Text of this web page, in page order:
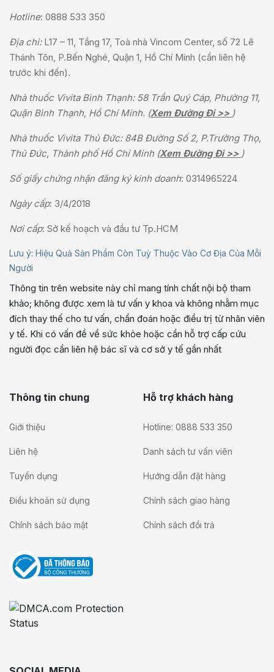
Hotline: 0888 533 350
Địa chỉ: L17 – 11, Tầng 17, Toà nhà Vincom Center, số 72 Lê
Thánh Tôn, P.Bến Nghé, Quận 1, Hồ Chí Minh (cần liên hệ
trước khi đến).
Nhà thuốc Vivita Bình Thạnh: 58 Trần Quý Cáp, Phường 11,
Quận Bình Thạnh, Hồ Chí Minh. (Xem Đường Đi >> )
Nhà thuốc Vivita Thủ Đức: 84B Đường Số 2, P.Trường Thọ,
Thủ Đức, Thành phố Hồ Chí Minh (Xem Đường Đi >> )
Số giấy chứng nhận đăng ký kinh doanh: 0314965224
Ngày cấp: 3/4/2018
Nơi cấp: Sở kế hoạch và đầu tư Tp.HCM
Lưu ý: Hiệu Quả Sản Phẩm Còn Tuỳ Thuộc Vào Cơ Địa Của Mỗi
Người
Thông tin trên website này chỉ mang tính chất nội bộ tham
khảo; không được xem là tư vấn y khoa và không nhằm mục
đích thay thế cho tư vấn, chẩn đoán hoặc điều trị từ nhân viên
y tế. Khi có vấn đề về sức khỏe hoặc cần hỗ trợ cấp cứu
người đọc cần liên hệ bác sĩ và cơ sở y tế gần nhất
Thông tin chung
Giới thiệu
Liên hệ
Tuyển dụng
Điều khoản sử dụng
Chính sách bảo mật
Hỗ trợ khách hàng
Hotline: 0888 533 350
Danh sách tư vấn viên
Hướng dẫn đặt hàng
Chính sách giao hàng
Chính sách đổi trả